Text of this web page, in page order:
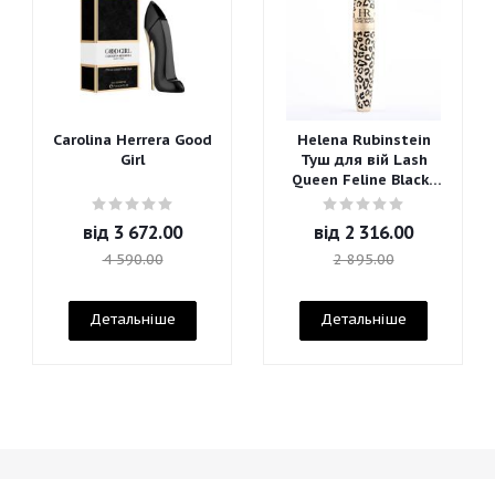
Carolina Herrera Good
Girl
від 3 672.00
4 590.00
Детальніше
Helena Rubinstein
Туш для вій Lash
Queen Feline Blacks
Mascara
від 2 316.00
2 895.00
Детальніше